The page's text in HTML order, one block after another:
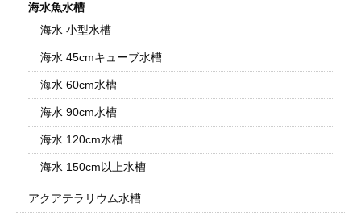
海水魚水槽
海水 小型水槽
海水 45cmキューブ水槽
海水 60cm水槽
海水 90cm水槽
海水 120cm水槽
海水 150cm以上水槽
アクアテラリウム水槽